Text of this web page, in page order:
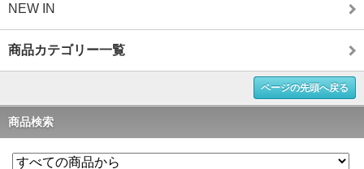
NEW IN
商品カテゴリー一覧
ページの先頭へ戻る
商品検索